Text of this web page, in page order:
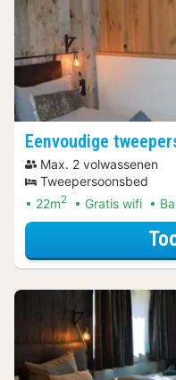
Eenvoudige
Max. 2 volwassenen
Tweepersoonsbed
22m2 Gratis wifi